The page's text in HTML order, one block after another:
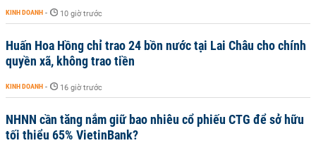
KINH DOANH - 10 giờ trước
Huấn Hoa Hồng chỉ trao 24 bồn nước tại Lai Châu cho chính
quyền xã, không trao tiền
KINH DOANH - 16 giờ trước
NHNN cần tăng nắm giữ bao nhiêu cổ phiếu CTG để sở hữu
tối thiểu 65% VietinBank?